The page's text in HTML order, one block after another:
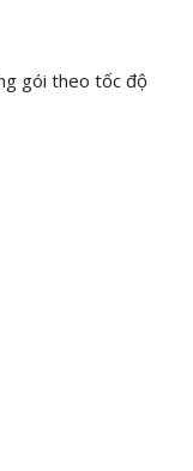
gói theo tốc độ